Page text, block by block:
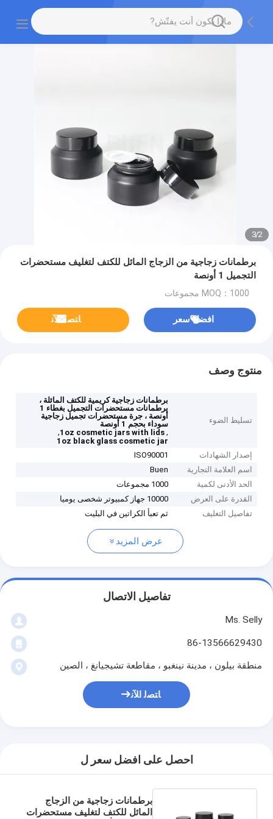
2
/
3
برطمانات زجاجية من الزجاج المائل للكتف لتغليف مستحضرات
التجميل 1 أونصة
MOQ：1000 مجموعات
افضل سعر ﺎﺘﺼﻟ ﺍﻶﻧ
منتوج وصف
تسليط الضوء
برطمانات زجاجية كريمية للكتف المائلة ،
برطمانات مستحضرات التجميل بغطاء 1
أونصة ، جرة مستحضرات تجميل زجاجية
سوداء بحجم 1 أونصة
,
1oz cosmetic jars with lids
,
1oz black glass cosmetic jar
إصدار الشهادات
ISO90001
اسم العلامة التجارية
Buen
الحد الأدنى لكمية
1000 مجموعات
القدرة على العرض
10000 جهاز كمبيوتر شخصى يوميا
تفاصيل التغليف
ثم تعبأ الكراتين في البليت
عرض المزيد
تفاصيل الاتصال
Ms. Selly
86-13566629430
منطقة بيلون ، مدينة نينغبو ، مقاطعة تشيجيانغ ، الصين
ﺎﺘﺼﻟ ﺍﻶﻧ
احصل على افضل سعر ل
برطمانات زجاجية من الزجاج
المائل للكتف لتغليف مستحضرات